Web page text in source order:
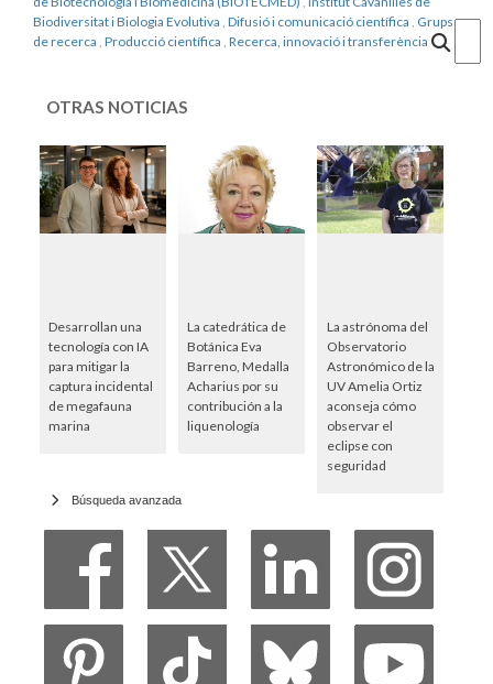
Biodiversitat i Biologia Evolutiva Difusió i comunicació científica Grups
de recerca Producció científica Recerca, innovació i transferència
OTRAS NOTICIAS
Desarrollan una
tecnología con IA
para mitigar la
captura incidental
de megafauna
marina
La catedrática de
Botánica Eva
Barreno, Medalla
Acharius por su
contribución a la
liquenología
La astrónoma del
Observatorio
Astronómico de la
UV Amelia Ortiz
aconseja cómo
observar el
eclipse con
seguridad
Búsqueda avanzada